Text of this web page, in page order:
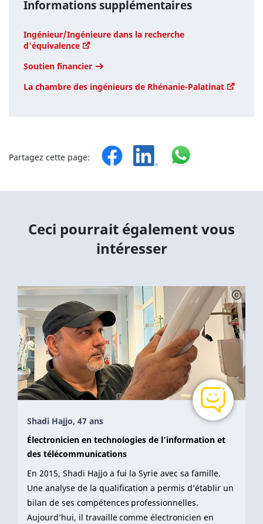
Informations supplémentaires
Ingénieur/Ingénieure dans la recherche
d’équivalence
Soutien financier
La chambre des ingénieurs de Rhénanie-Palatinat
Partagez cette page:
Ceci pourrait également vous
intéresser
Shadi Hajjo, 47 ans
Électronicien en technologies de l’information et
des télécommunications
En 2015, Shadi Hajjo a fui la Syrie avec sa famille.
Une analyse de la qualification a permis d’établir un
bilan de ses compétences professionnelles.
Aujourd’hui, il travaille comme électronicien en